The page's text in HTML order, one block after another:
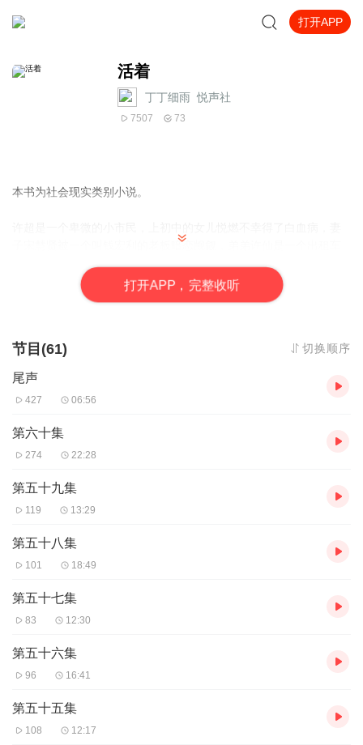
打开APP
活着
丁丁细雨_悦声社
7507 73
本书为社会现实类别小说。
子宋慧贤被一个叫钱宏利的老板暗恋觊觎，弟弟许仙是一个出租车
生活随意放荡。对于许家来说都是烦心事，搅得许超真的不想活
了。作品讲述的这个有关生存的故事时，没有书写血腥的暴力，没
至的哀伤忧愁时而悲痛，时而麻木，时而警醒，时而抗争，是什么
东西最终让他选择了活着?相信读者读后会得到一个满意答案的。
打开APP，完整收听
节目(61) 切换顺序
尾声
427 06:56
第六十集
274 22:28
第五十九集
119 13:29
第五十八集
101 18:49
第五十七集
83 12:30
第五十六集
96 16:41
第五十五集
108 12:17